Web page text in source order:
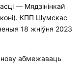
— Мядзінінкай
КПП Шумскас
18 жніўня 2023
абмежаваць